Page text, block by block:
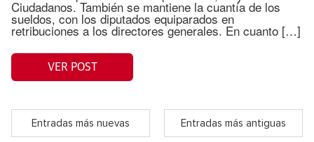
Ciudadanos. También se mantiene la cuantía de los
sueldos, con los diputados equiparados en
retribuciones a los directores generales. En cuanto […]
VER POST
Entradas más nuevas Entradas más antiguas